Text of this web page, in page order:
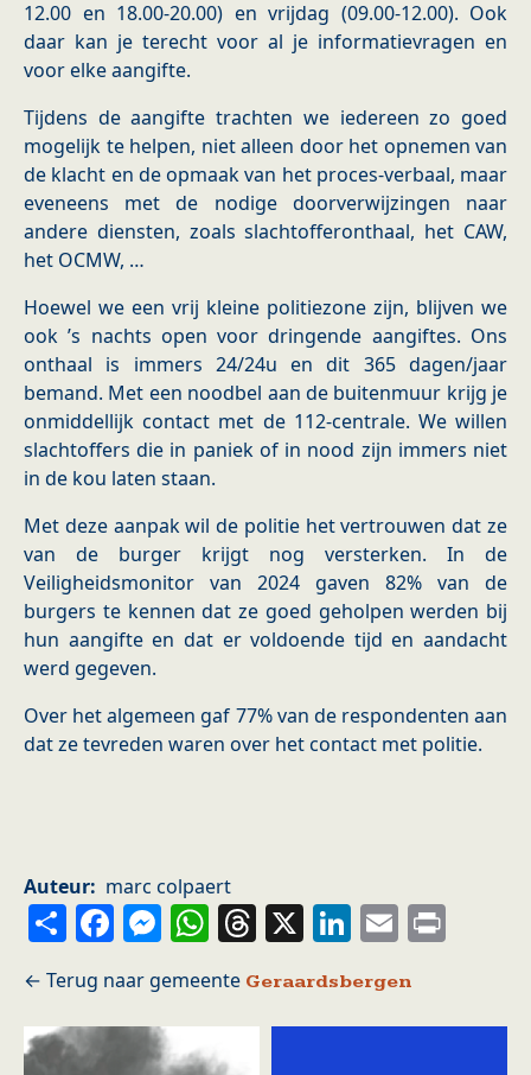
12.00 en 18.00-20.00) en vrijdag (09.00-12.00). Ook
daar kan je terecht voor al je informatievragen en
voor elke aangifte.
Tijdens de aangifte trachten we iedereen zo goed
mogelijk te helpen, niet alleen door het opnemen van
de klacht en de opmaak van het proces-verbaal, maar
eveneens met de nodige doorverwijzingen naar
andere diensten, zoals slachtofferonthaal, het CAW,
het OCMW, …
Hoewel we een vrij kleine politiezone zijn, blijven we
ook ’s nachts open voor dringende aangiftes. Ons
onthaal is immers 24/24u en dit 365 dagen/jaar
bemand. Met een noodbel aan de buitenmuur krijg je
onmiddellijk contact met de 112-centrale. We willen
slachtoffers die in paniek of in nood zijn immers niet
in de kou laten staan.
Met deze aanpak wil de politie het vertrouwen dat ze
van de burger krijgt nog versterken. In de
Veiligheidsmonitor van 2024 gaven 82% van de
burgers te kennen dat ze goed geholpen werden bij
hun aangifte en dat er voldoende tijd en aandacht
werd gegeven.
Over het algemeen gaf 77% van de respondenten aan
dat ze tevreden waren over het contact met politie.
Auteur marc colpaert
ShareFacebook
Messenger
WhatsApp
Threads
X LinkedIn
Email
Geraardsbergen